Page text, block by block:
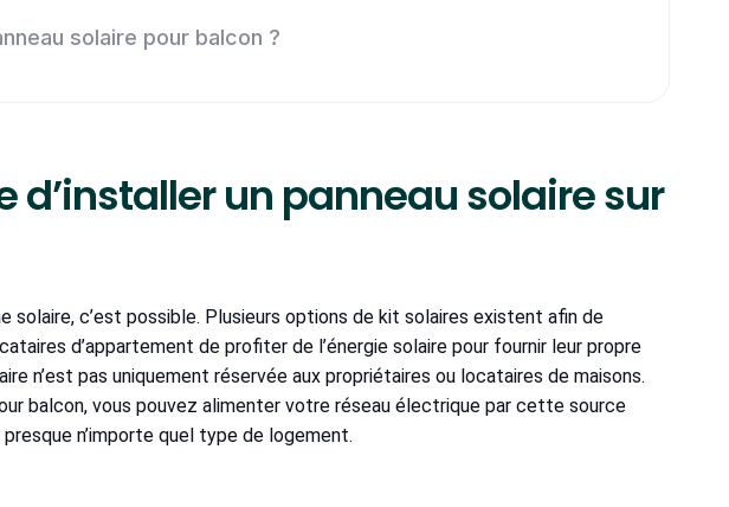
solaire pour balcon ?
d’installer un panneau solaire sur
solaire, c’est possible. Plusieurs options de kit solaires existent afin de
d’appartement de profiter de l’énergie solaire pour fournir leur propre
n’est pas uniquement réservée aux propriétaires ou locataires de maisons.
balcon, vous pouvez alimenter votre réseau électrique par cette source
n’importe quel type de logement.